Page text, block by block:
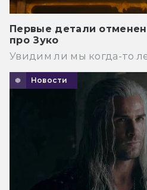
Первые детали
про Зуко
Увидим ли мы когда-то
Новости